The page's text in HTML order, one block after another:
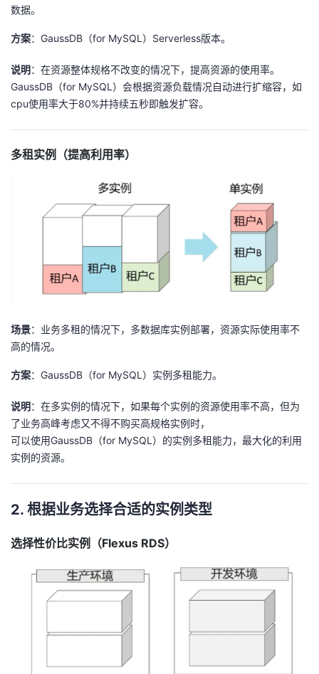
数据。
方案：GaussDB（for MySQL）Serverless版本。
说明：在资源整体规格不改变的情况下，提高资源的使用率。
GaussDB（for MySQL）会根据资源负载情况自动进行扩缩容，如
cpu使用率大于80%并持续五秒即触发扩容。
多租实例（提高利用率）
场景：业务多租的情况下，多数据库实例部署，资源实际使用率不
高的情况。
方案：GaussDB（for MySQL）实例多租能力。
说明：在多实例的情况下，如果每个实例的资源使用率不高，但为
了业务高峰考虑又不得不购买高规格实例时，
可以使用GaussDB（for MySQL）的实例多租能力，最大化的利用
实例的资源。
2. 根据业务选择合适的实例类型
选择性价比实例（Flexus RDS）